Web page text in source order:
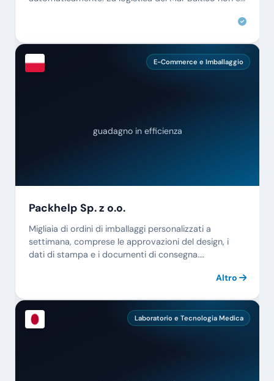
E-Commerce e Imballaggio
guadagno in efficienza
Packhelp Sp. z o.o.
Migliaia di ordini di imballaggi personalizzati a
settimana, comprese le approvazioni del design, i
dati di stampa e i documenti di consegna.
Altro
Laboratorio e Tecnologia Medica